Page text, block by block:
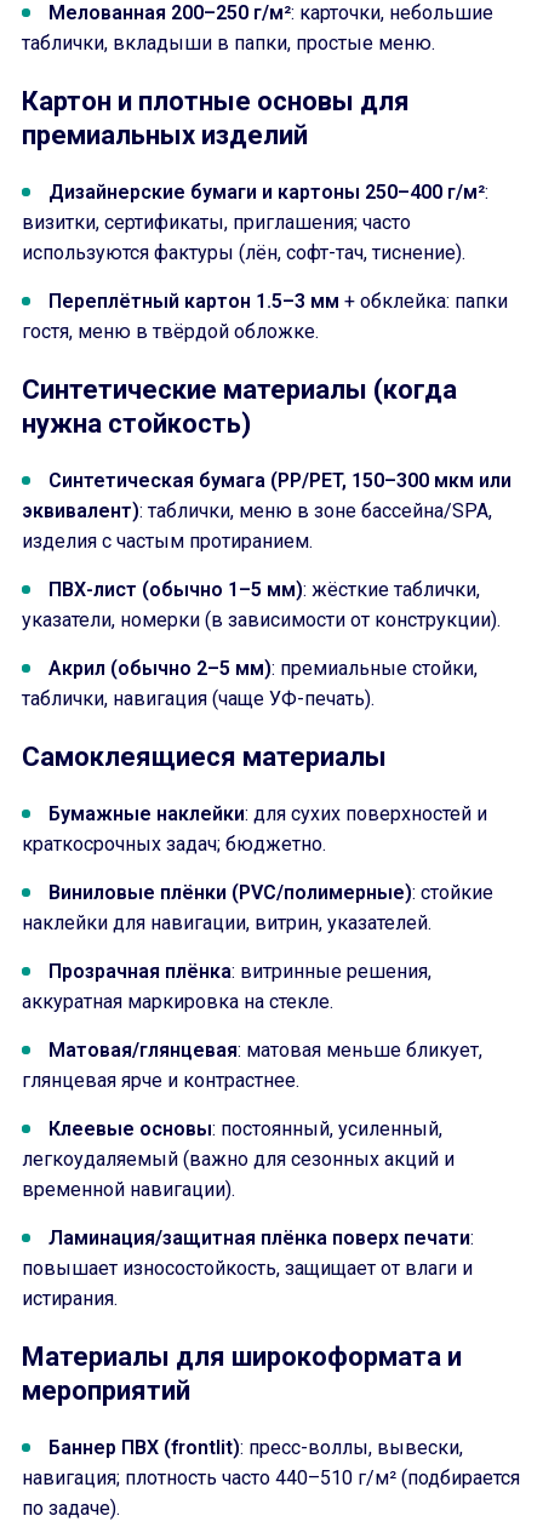
Мелованная 200–250 г/м²: карточки, небольшие
таблички, вкладыши в папки, простые меню.
Картон и плотные основы для
премиальных изделий
Дизайнерские бумаги и картоны 250–400 г/м²:
визитки, сертификаты, приглашения; часто
используются фактуры (лён, софт-тач, тиснение).
Переплётный картон 1.5–3 мм + обклейка: папки
гостя, меню в твёрдой обложке.
Синтетические материалы (когда
нужна стойкость)
Синтетическая бумага (PP/PET, 150–300 мкм или
эквивалент): таблички, меню в зоне бассейна/SPA,
изделия с частым протиранием.
ПВХ-лист (обычно 1–5 мм): жёсткие таблички,
указатели, номерки (в зависимости от конструкции).
Акрил (обычно 2–5 мм): премиальные стойки,
таблички, навигация (чаще УФ-печать).
Самоклеящиеся материалы
Бумажные наклейки: для сухих поверхностей и
краткосрочных задач; бюджетно.
Виниловые плёнки (PVC/полимерные): стойкие
наклейки для навигации, витрин, указателей.
Прозрачная плёнка: витринные решения,
аккуратная маркировка на стекле.
Матовая/глянцевая: матовая меньше бликует,
глянцевая ярче и контрастнее.
Клеевые основы: постоянный, усиленный,
легкоудаляемый (важно для сезонных акций и
временной навигации).
Ламинация/защитная плёнка поверх печати:
повышает износостойкость, защищает от влаги и
истирания.
Материалы для широкоформата и
мероприятий
Баннер ПВХ (frontlit): пресс-воллы, вывески,
навигация; плотность часто 440–510 г/м² (подбирается
по задаче).